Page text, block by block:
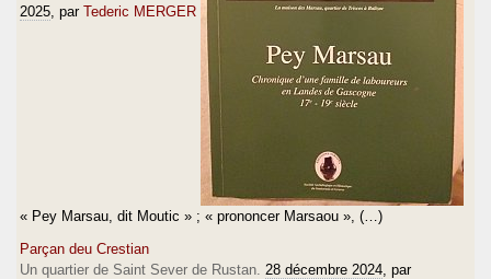
2025 , par Tederic MERGER
« Pey Marsau, dit Moutic » ; « prononcer Marsaou », (…)
Parçan deu Crestian
Un quartier de Saint Sever de Rustan. 28 décembre 2024 , par